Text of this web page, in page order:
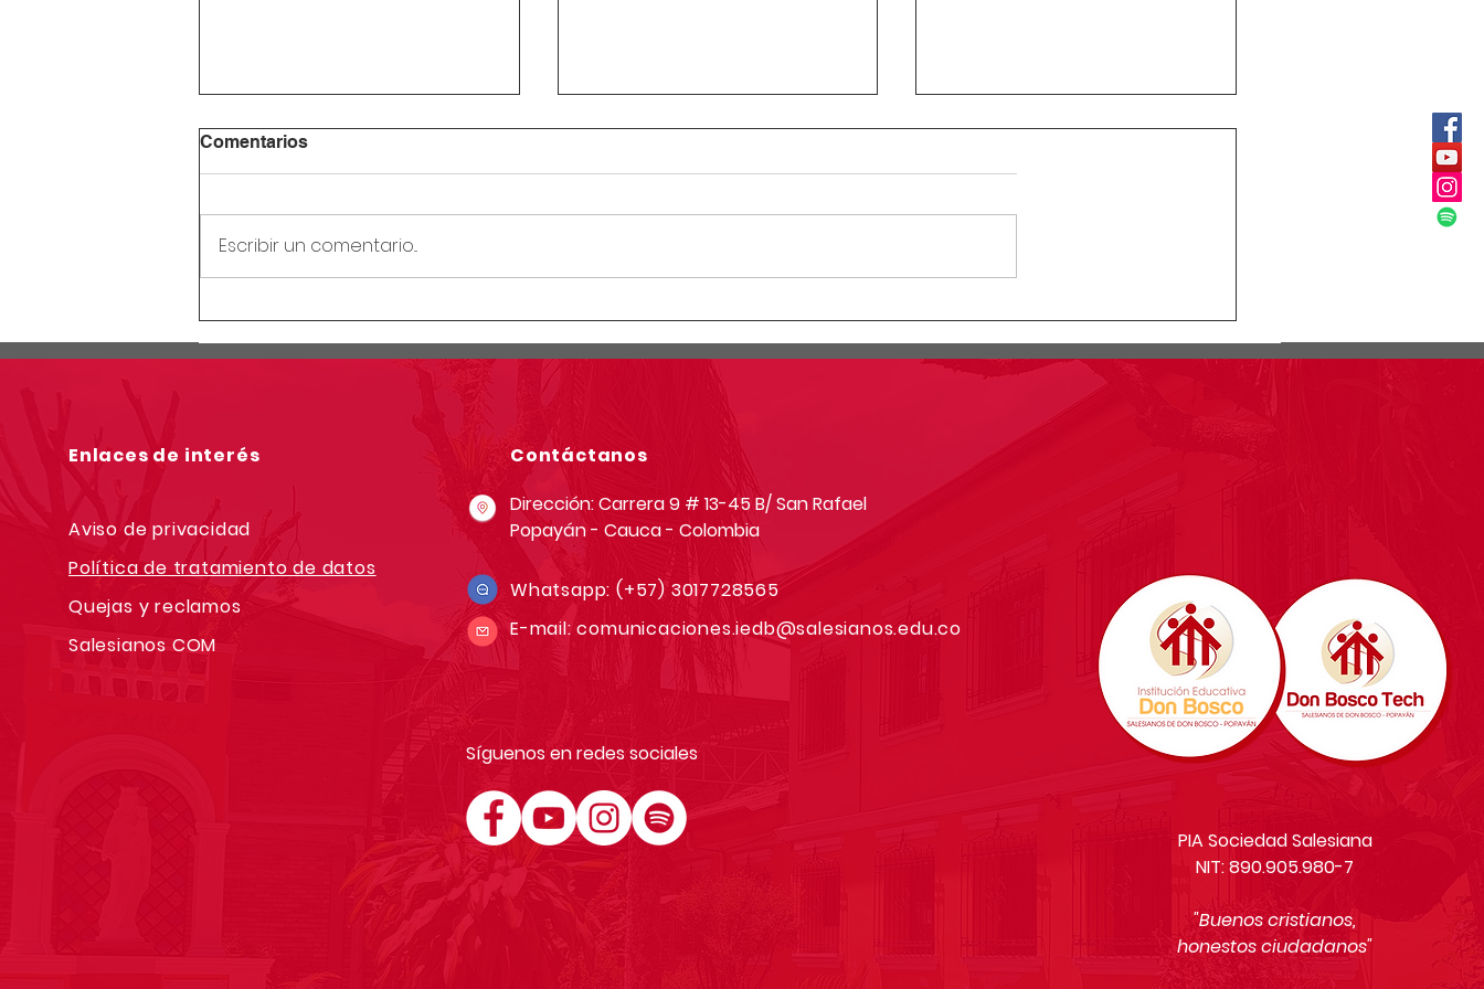
escolar
secundaria junio 12 de 2026
simulacro pruebas saber
Comentarios
Escribir un comentario...
Enlaces de interés Contáctanos
Aviso de privacidad
Política de tratamiento de datos
Quejas y reclamos
Salesianos COM
Dirección: Carrera 9 # 13-45 B/ San Rafael
Popayán - Cauca - Colombia
Whatsapp:(+57) 3017728565
E-mail:comunicaciones.iedb@salesianos.edu.co
Síguenos en redes sociales
PIA Sociedad Salesiana
NIT: 890.905.980-7
"Buenos cristianos,
honestos ciudadanos"